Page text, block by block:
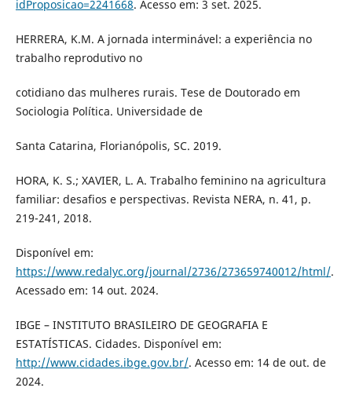
idProposicao=2241668. Acesso em: 3 set. 2025.
HERRERA, K.M. A jornada interminável: a experiência no
trabalho reprodutivo no
cotidiano das mulheres rurais. Tese de Doutorado em
Sociologia Política. Universidade de
Santa Catarina, Florianópolis, SC. 2019.
HORA, K. S.; XAVIER, L. A. Trabalho feminino na agricultura
familiar: desafios e perspectivas. Revista NERA, n. 41, p.
219-241, 2018.
Disponível em:
https://www.redalyc.org/journal/2736/273659740012/html/.
Acessado em: 14 out. 2024.
IBGE – INSTITUTO BRASILEIRO DE GEOGRAFIA E
ESTATÍSTICAS. Cidades. Disponível em:
http://www.cidades.ibge.gov.br/. Acesso em: 14 de out. de
2024.